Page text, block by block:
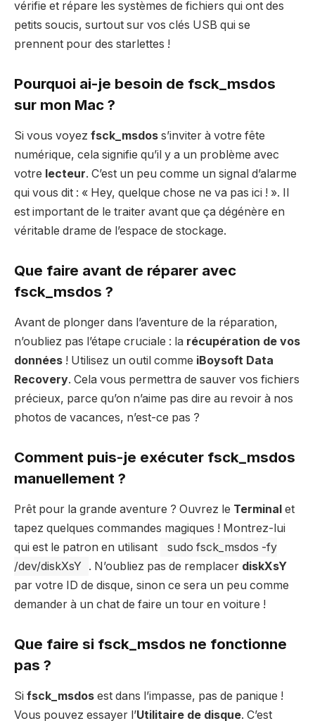
vérifie et répare les systèmes de fichiers qui ont des
petits soucis, surtout sur vos clés USB qui se
prennent pour des starlettes !
Pourquoi ai-je besoin de fsck_msdos
sur mon Mac ?
Si vous voyez fsck_msdos s’inviter à votre fête
numérique, cela signifie qu’il y a un problème avec
votre lecteur. C’est un peu comme un signal d’alarme
qui vous dit : « Hey, quelque chose ne va pas ici ! ». Il
est important de le traiter avant que ça dégénère en
véritable drame de l’espace de stockage.
Que faire avant de réparer avec
fsck_msdos ?
Avant de plonger dans l’aventure de la réparation,
n’oubliez pas l’étape cruciale : la récupération de vos
données ! Utilisez un outil comme iBoysoft Data
Recovery. Cela vous permettra de sauver vos fichiers
précieux, parce qu’on n’aime pas dire au revoir à nos
photos de vacances, n’est-ce pas ?
Comment puis-je exécuter fsck_msdos
manuellement ?
Prêt pour la grande aventure ? Ouvrez le Terminal et
tapez quelques commandes magiques ! Montrez-lui
qui est le patron en utilisant
sudo fsck_msdos -fy
/dev/diskXsY . N’oubliez pas de remplacer diskXsY
par votre ID de disque, sinon ce sera un peu comme
demander à un chat de faire un tour en voiture !
Que faire si fsck_msdos ne fonctionne
pas ?
Si fsck_msdos est dans l’impasse, pas de panique !
Vous pouvez essayer l’Utilitaire de disque. C’est